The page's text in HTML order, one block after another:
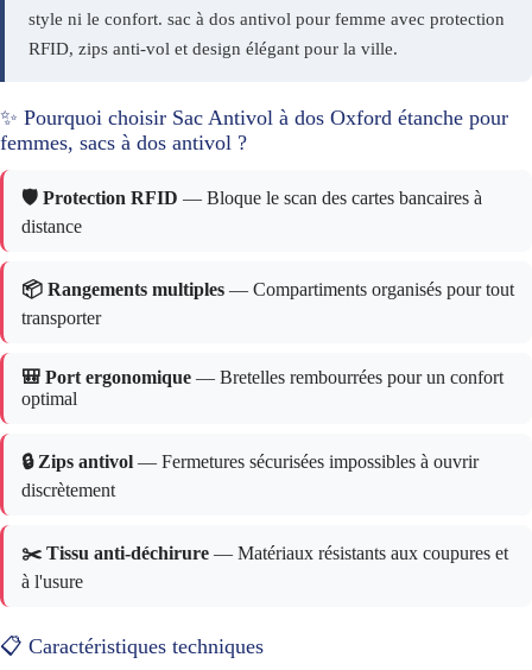
style ni le confort. sac à dos antivol pour femme avec protection
RFID, zips anti-vol et design élégant pour la ville.
✨ Pourquoi choisir Sac Antivol à dos Oxford étanche pour
femmes, sacs à dos antivol ?
🛡️ Protection RFID — Bloque le scan des cartes bancaires à
distance
📦 Rangements multiples — Compartiments organisés pour tout
transporter
🎒 Port ergonomique — Bretelles rembourrées pour un confort
optimal
🔒 Zips antivol — Fermetures sécurisées impossibles à ouvrir
discrètement
✂️ Tissu anti-déchirure — Matériaux résistants aux coupures et
à l'usure
📋 Caractéristiques techniques